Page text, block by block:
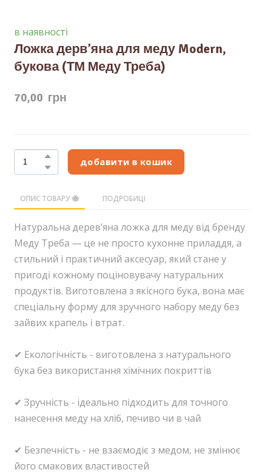
в наявності
Ложка дервʼяна для меду Modern,
букова (ТМ Меду Треба)
70,00  грн
добавити в кошик
ОПИС ТОВАРУ 🐝 ПОДРОБИЦІ
Натуральна деревʼяна ложка для меду від бренду
Меду Треба — це не просто кухонне приладдя, а
стильний і практичний аксесуар, який стане у
пригоді кожному поціновувачу натуральних
продуктів. Виготовлена з якісного бука, вона має
спеціальну форму для зручного набору меду без
зайвих крапель і втрат.
✔ Екологічність - виготовлена з натурального
бука без використання хімічних покриттів
✔ Зручність - ідеально підходить для точного
нанесення меду на хліб, печиво чи в чай
✔ Безпечність - не взаємодіє з медом, не змінює
його смакових властивостей